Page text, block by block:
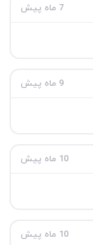
7 ماه پیش
9 ماه پیش
10 ماه پیش
10 ماه پیش